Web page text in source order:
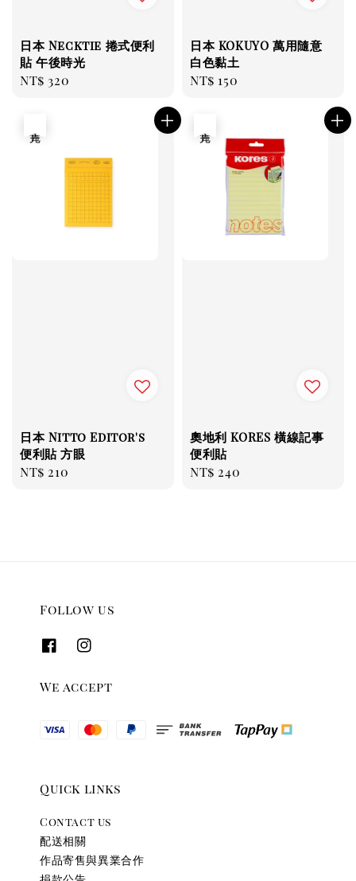
日本 Necktie 捲式便利
貼 午後時光
Regular
NT$ 320
日本 KOKUYO 萬用隨意
白色黏土
Regular
NT$ 150
日本 Nitto Editor's
便利貼 方眼
Regular
NT$ 210
奧地利 KORES 橫線記事
便利貼
Regular
NT$ 240
Follow us
We accept
Quick links
Contact us
配送相關
作品寄售與異業合作